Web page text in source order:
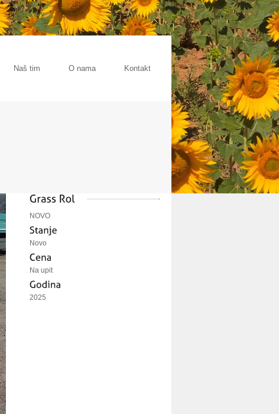
Naš tim O nama Kontakt
NOVO
Novo
Na upit
2025